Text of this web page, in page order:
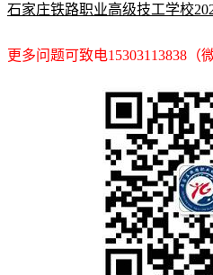
石家庄铁路职业高级技工学校
更多问题可致电15303113838（